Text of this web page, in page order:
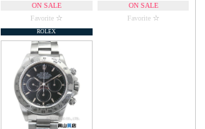
ON SALE
Favorite
ON SALE
Favorite
ROLEX